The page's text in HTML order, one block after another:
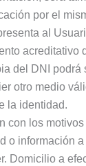
por el
al
acreditativo
del DNI podrá
otro medio
la identidad.
con los
o información
Domicilio a